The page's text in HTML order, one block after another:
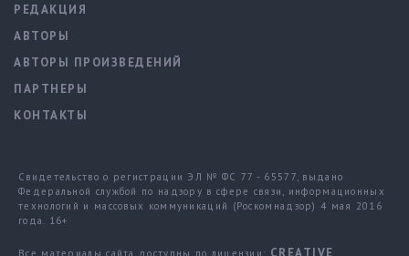
РЕДАКЦИЯ
АВТОРЫ
АВТОРЫ ПРОИЗВЕДЕНИЙ
ПАРТНЕРЫ
КОНТАКТЫ
Свидетельство о регистрации ЭЛ № ФС 77 - 65577, выдано
Федеральной службой по надзору в сфере связи, информационных
технологий и массовых коммуникаций (Роскомнадзор) 4 мая 2016
года. 16+
Все материалы сайта доступны по лицензии: CREATIVE